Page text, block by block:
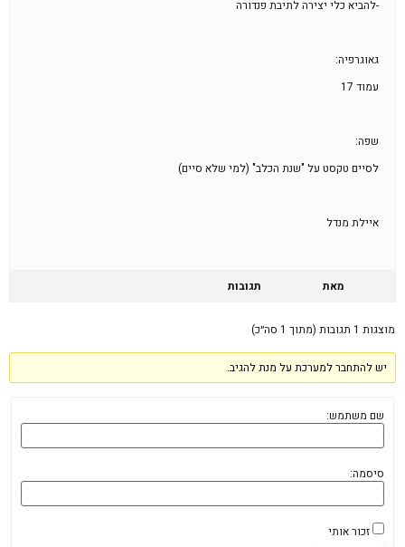
-להביא כלי יצירה לתיבת פנדורה
גאוגרפיה:
עמוד 17
שפה:
לסיים טקסט על "שנת הכלב" (למי שלא סיים)
איילת מנדל
מאת תגובות
מוצגות 1 תגובות (מתוך 1 סה״כ)
יש להתחבר למערכת על מנת להגיב.
שם משתמש:
סיסמה:
זכור אותי